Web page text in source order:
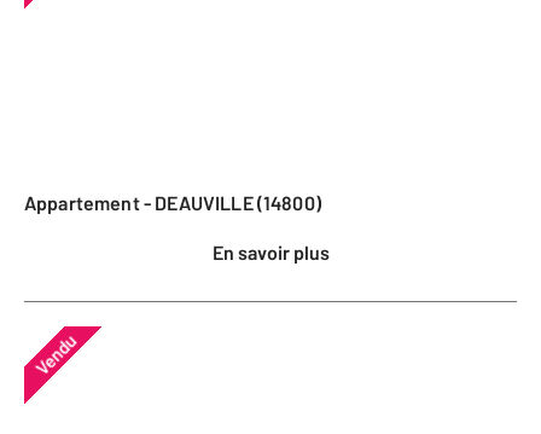
Appartement - DEAUVILLE (14800)
En savoir plus
Vendu